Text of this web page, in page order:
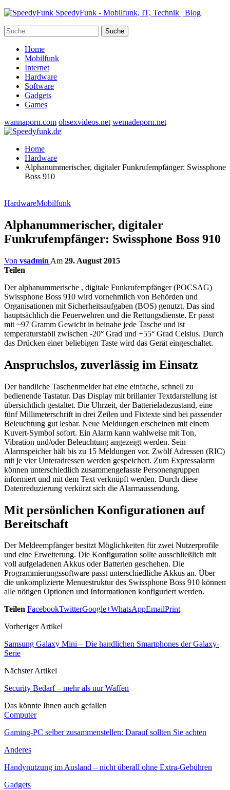
SpeedyFunk - Mobilfunk, IT, Technik | Blog
Home
Mobilfunk
Internet
Hardware
Software
Gadgets
Games
wannaporn.com ohsexvideos.net wemadeporn.net
Home
Hardware
Alphanummerischer, digitaler Funkrufempfänger: Swissphone
Boss 910
HardwareMobilfunk
Alphanummerischer, digitaler
Funkrufempfänger: Swissphone Boss 910
Von vsadmin Am 29. August 2015
Teilen
Der alphanummerische , digitale Funkrufempfänger (POCSAG)
Swissphone Boss 910 wird vornehmlich von Behörden und
Organisationen mit Sicherheitsaufgaben (BOS) genutzt. Das sind
hauptsächlich die Feuerwehren und die Rettungsdienste. Er passt
mit ~97 Gramm Gewicht in beinahe jede Tasche und ist
temperaturstabil zwischen -20° Grad und +55° Grad Celsius. Durch
das Drücken einer beliebigen Taste wird das Gerät eingeschaltet.
Anspruchslos, zuverlässig im Einsatz
Der handliche Taschenmelder hat eine einfache, schnell zu
bedienende Tastatur. Das Display mit brillanter Textdarstellung ist
übersichtlich gestaltet. Die Uhrzeit, der Batterieladezustand, eine
fünf Millimeterschrift in drei Zeilen und Fixtexte sind bei passender
Beleuchtung gut lesbar. Neue Meldungen erscheinen mit einem
Kuvert-Symbol sofort. Ein Alarm kann wahlweise mit Ton,
Vibration und/oder Beleuchtung angezeigt werden. Sein
Alarmspeicher hält bis zu 15 Meldungen vor. Zwölf Adressen (RIC)
mit je vier Unteradressen werden gespeichert. Zum Expressalarm
können unterschiedlich zusammengefasste Personengruppen
informiert und mit dem Text verknüpft werden. Durch diese
Datenreduzierung verkürzt sich die Alarmaussendung.
Mit persönlichen Konfigurationen auf
Bereitschaft
Der Meldeempfänger besitzt Möglichkeiten für zwei Nutzerprofile
und eine Erweiterung. Die Konfiguration sollte ausschließlich mit
voll aufgeladenen Akkus oder Batterien geschehen. Die
Programmierungssoftware passt unterschiedliche Akkus an. Über
die unkomplizierte Menuestruktur des Swissphone Boss 910 können
alle nötigen Optionen und Informationen konfiguriert werden.
Teilen FacebookTwitterGoogle+WhatsAppEmailPrint
Vorheriger Artikel
Samsung Galaxy Mini – Die handlichen Smartphones der Galaxy-
Serie
Nächster Artikel
Security Bedarf – mehr als nur Waffen
Das könnte Ihnen auch gefallen
Computer
Gaming-PC selber zusammenstellen: Darauf sollten Sie achten
Anderes
Handynutzung im Ausland – nicht überall ohne Extra-Gebühren
Gadgets